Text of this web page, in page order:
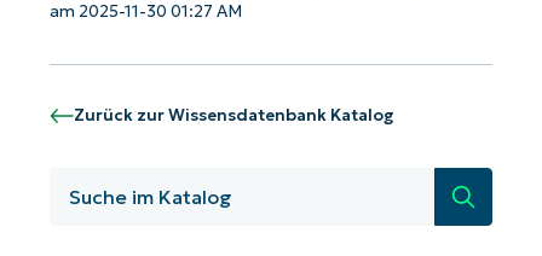
am 2025-11-30 01:27 AM
Zurück zur Wissensdatenbank Katalog
Suche